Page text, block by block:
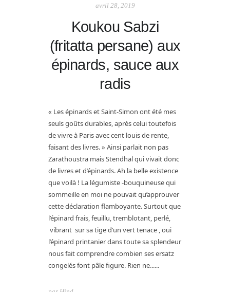
avril 28, 2019
Koukou Sabzi
(fritatta persane) aux
épinards, sauce aux
radis
« Les épinards et Saint-Simon ont été mes
seuls goûts durables, après celui toutefois
de vivre à Paris avec cent louis de rente,
faisant des livres. » Ainsi parlait non pas
Zarathoustra mais Stendhal qui vivait donc
de livres et d’épinards. Ah la belle existence
que voilà ! La légumiste -bouquineuse qui
sommeille en moi ne pouvait qu’approuver
cette déclaration flamboyante. Surtout que
l’épinard frais, feuillu, tremblotant, perlé,
vibrant sur sa tige d’un vert tenace , oui
l’épinard printanier dans toute sa splendeur
nous fait comprendre combien ses ersatz
congelés font pâle figure. Rien ne......